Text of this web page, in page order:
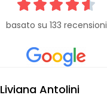
basato su 133 recensioni
Liviana Antolini